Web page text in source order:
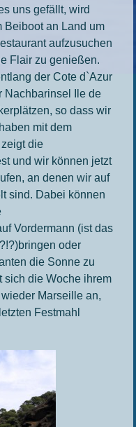
uns gefällt, wird
Beiboot an Land um
aufzusuchen
Flair zu genießen.
der Cote d`Azur
Nachbarinsel Ile de
so dass wir
mit dem
die
und wir können jetzt
an denen wir auf
sind. Dabei können
Vordermann (ist das
oder
die Sonne zu
sich die Woche ihrem
Marseille an,
Festmahl